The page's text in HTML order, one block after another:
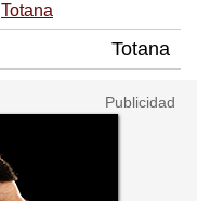
Totana
Totana